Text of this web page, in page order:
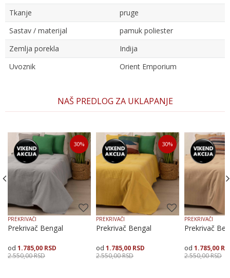
Tkanje
pruge
Sastav / materijal
pamuk poliester
Zemlja porekla
Indija
Uvoznik
Orient Emporium
Poruka
POŠALJI
NAŠ PREDLOG ZA UKLAPANJE
30%
PREKRIVAČI
Prekrivač Bengal
1.785,00 RSD
2.550,00RSD
30%
PREKRIVAČI
Prekrivač Bengal
1.785,00 RSD
2.550,00RSD
PREKRIVAČI
Prekrivač
1.785,00
2.550,00RSD